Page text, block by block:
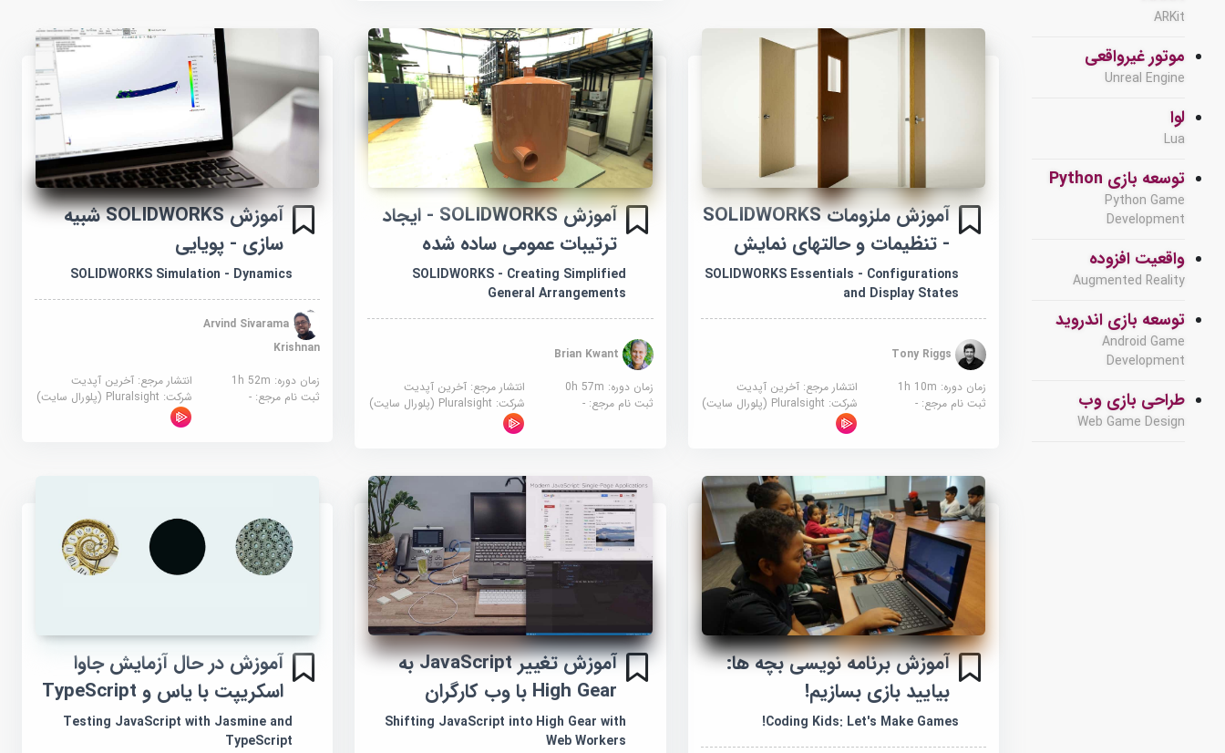
ARKit
موتور غیرواقعی
Unreal Engine
لوا
Lua
توسعه بازی Python
Python Game
Development
واقعیت افزوده
Augmented Reality
توسعه بازی اندروید
Android Game
Development
طراحی بازی وب
Web Game Design
آموزش ملزومات SOLIDWORKS
- تنظیمات و حالتهای نمایش
SOLIDWORKS Essentials - Configurations
and Display States
زمان دوره: 1h 10m
انتشار مرجع: آخرین آپدیت
ثبت نام مرجع: - شرکت: Pluralsight (پلورال سایت)
آموزش SOLIDWORKS - ایجاد
ترتیبات عمومی ساده شده
SOLIDWORKS - Creating Simplified
General Arrangements
زمان دوره: 0h 57m
انتشار مرجع: آخرین آپدیت
ثبت نام مرجع:- شرکت: Pluralsight (پلورال سایت)
آموزش SOLIDWORKS شبیه
سازی - پویایی
SOLIDWORKS Simulation - Dynamics
Arvind Sivarama
Krishnan
زمان دوره: 1h 52m
انتشار مرجع:آخرین آپدیت
ثبت نام مرجع: - شرکت: Pluralsight (پلورال سایت)
آموزش برنامه نویسی بچه ها:
بیایید بازی بسازیم!
Coding Kids: Let's Make Games!
آموزش تغییر JavaScript به
High Gear با وب کارگران
Shifting JavaScript into High Gear with
Web Workers
آموزش در حال آزمایش جاوا
اسکریپت با یاس و TypeScript
Testing JavaScript with Jasmine and
TypeScript